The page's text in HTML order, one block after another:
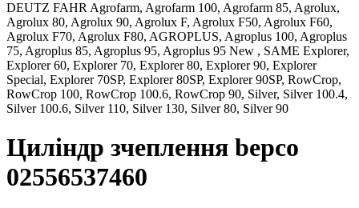
DEUTZ FAHR Agrofarm, Agrofarm 100, Agrofarm 85, Agrolux,
Agrolux 80, Agrolux 90, Agrolux F, Agrolux F50, Agrolux F60,
Agrolux F70, Agrolux F80, AGROPLUS, Agroplus 100, Agroplus
75, Agroplus 85, Agroplus 95, Agroplus 95 New , SAME Explorer,
Explorer 60, Explorer 70, Explorer 80, Explorer 90, Explorer
Special, Explorer 70SP, Explorer 80SP, Explorer 90SP, RowCrop,
RowCrop 100, RowCrop 100.6, RowCrop 90, Silver, Silver 100.4,
Silver 100.6, Silver 110, Silver 130, Silver 80, Silver 90
Циліндр зчеплення bepco
02556537460